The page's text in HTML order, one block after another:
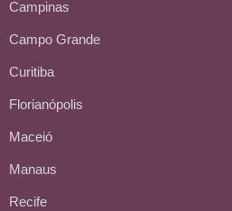
Campinas
Campo Grande
Curitiba
Florianópolis
Maceió
Manaus
Recife